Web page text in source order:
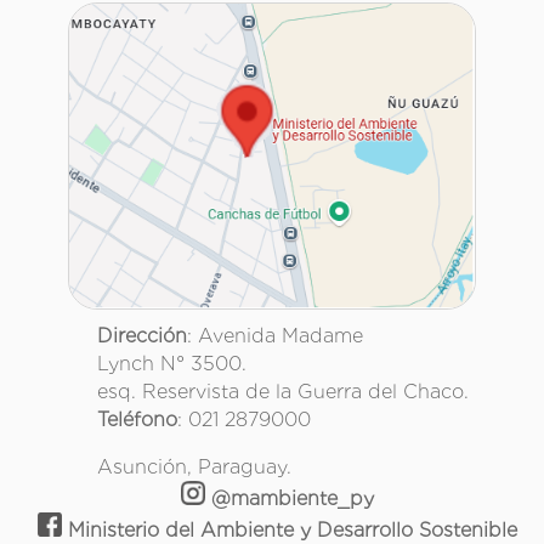
Dirección: Avenida Madame
Lynch N° 3500.
esq. Reservista de la Guerra del Chaco.
Teléfono: 021 2879000
Asunción, Paraguay.
@mambiente_py
Ministerio del Ambiente y Desarrollo Sostenible